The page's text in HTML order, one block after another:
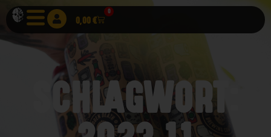
0,00€
0
SCHLAGWORT: